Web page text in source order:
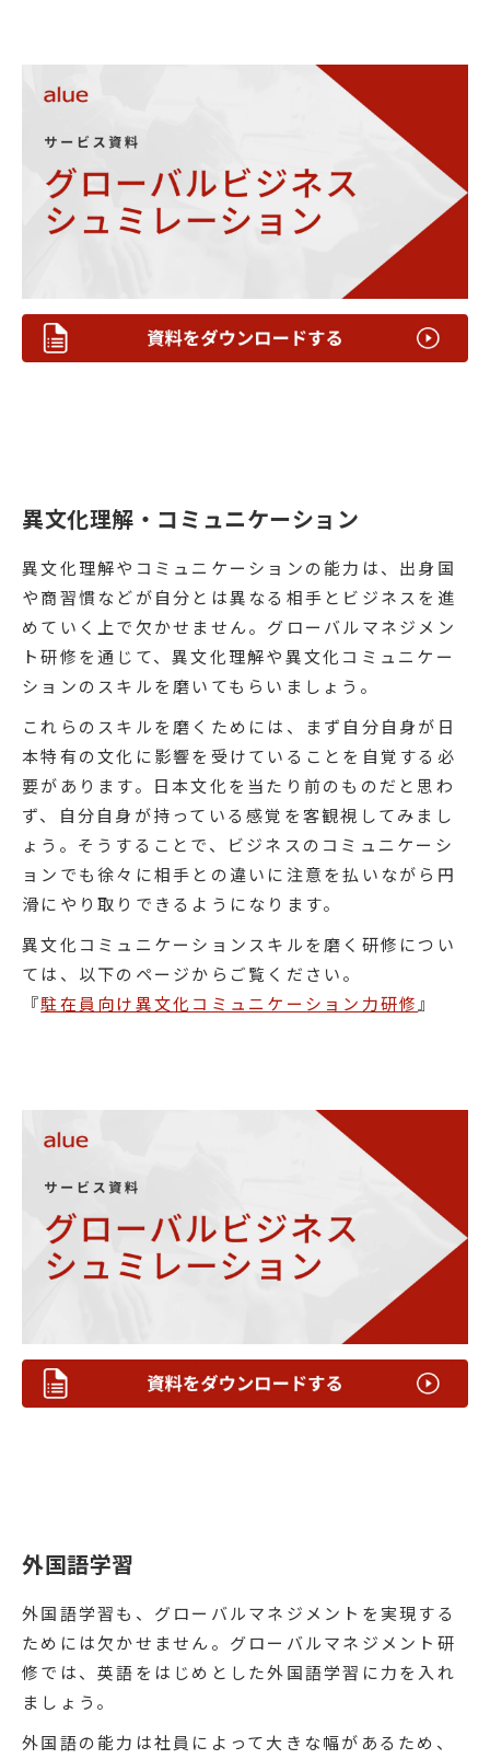
異文化理解・コミュニケーション
異文化理解やコミュニケーションの能力は、出身国
や商習慣などが自分とは異なる相手とビジネスを進
めていく上で欠かせません。グローバルマネジメン
ト研修を通じて、異文化理解や異文化コミュニケー
ションのスキルを磨いてもらいましょう。
これらのスキルを磨くためには、まず自分自身が日
本特有の文化に影響を受けていることを自覚する必
要があります。日本文化を当たり前のものだと思わ
ず、自分自身が持っている感覚を客観視してみまし
ょう。そうすることで、ビジネスのコミュニケーシ
ョンでも徐々に相手との違いに注意を払いながら円
滑にやり取りできるようになります。
異文化コミュニケーションスキルを磨く研修につい
ては、以下のページからご覧ください。
『駐在員向け異文化コミュニケーション力研修』
外国語学習
外国語学習も、グローバルマネジメントを実現する
ためには欠かせません。グローバルマネジメント研
修では、英語をはじめとした外国語学習に力を入れ
ましょう。
外国語の能力は社員によって大きな幅があるため、